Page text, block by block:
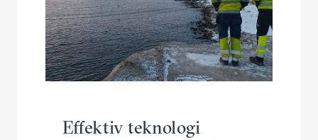
Effektiv teknologi